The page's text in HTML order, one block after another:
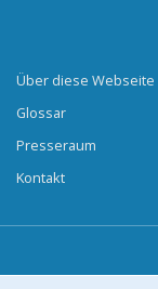
Über diese Webseite
Glossar
Presseraum
Kontakt